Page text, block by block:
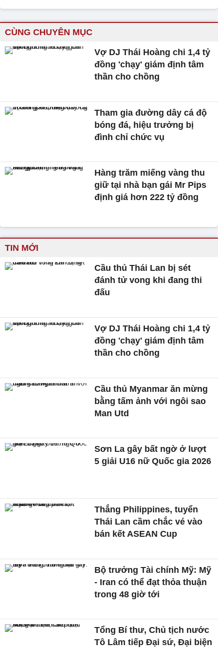
CÙNG CHUYÊN MỤC
Vợ DJ Thái Hoàng chi 1,4 tỷ
đồng 'chạy' giám định tâm
thần cho chồng
Tham gia đường dây cá độ
bóng đá, hiệu trưởng bị
đình chỉ chức vụ
Hàng trăm miếng vàng thu
giữ tại nhà bạn gái Mr Pips
định giá hơn 222 tỷ đồng
TIN MỚI
Cầu thủ Thái Lan bị sét
đánh tử vong khi đang thi
đấu
Vợ DJ Thái Hoàng chi 1,4 tỷ
đồng 'chạy' giám định tâm
thần cho chồng
Cầu thủ Myanmar ăn mừng
bằng tấm ảnh với ngôi sao
Man Utd
Sơn La gây bất ngờ ở lượt
5 giải U16 nữ Quốc gia 2026
Thắng Philippines, tuyển
Thái Lan cầm chắc vé vào
bán kết ASEAN Cup
Bộ trưởng Tài chính Mỹ: Mỹ
- Iran có thể đạt thỏa thuận
trong 48 giờ tới
Tổng Bí thư, Chủ tịch nước
Tô Lâm tiếp Đại sứ, Đại biện